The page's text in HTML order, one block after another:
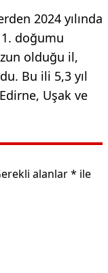
2024 yılında
doğumu
olduğu il,
Bu ili 5,3 yıl
Uşak ve
alanlar* ile